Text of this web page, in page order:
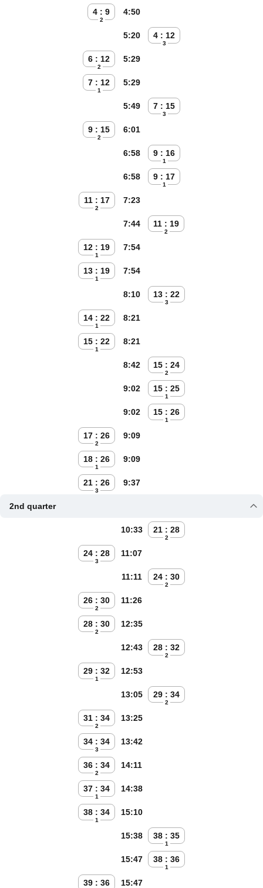
4 : 9
2
4:50
4 : 12
3
5:20
6 : 12
2
5:29
7 : 12
1
5:29
7 : 15
3
5:49
9 : 15
2
6:01
9 : 16
1
6:58
9 : 17
1
6:58
11 : 17
2
7:23
11 : 19
2
7:44
12 : 19
1
7:54
13 : 19
1
7:54
13 : 22
3
8:10
14 : 22
1
8:21
15 : 22
1
8:21
15 : 24
2
8:42
15 : 25
1
9:02
15 : 26
1
9:02
17 : 26
2
9:09
18 : 26
1
9:09
21 : 26
3
9:37
2nd quarter
21 : 28
2
10:33
24 : 28
3
11:07
24 : 30
2
11:11
26 : 30
2
11:26
28 : 30
2
12:35
28 : 32
2
12:43
29 : 32
1
12:53
29 : 34
2
13:05
31 : 34
2
13:25
34 : 34
3
13:42
36 : 34
2
14:11
37 : 34
1
14:38
38 : 34
1
15:10
38 : 35
1
15:38
38 : 36
1
15:47
39 : 36 15:47